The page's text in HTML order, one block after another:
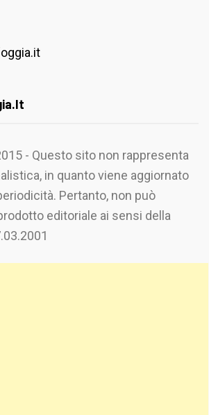
- Questo sito non rappresenta
in quanto viene aggiornato
Pertanto, non può
editoriale ai sensi della